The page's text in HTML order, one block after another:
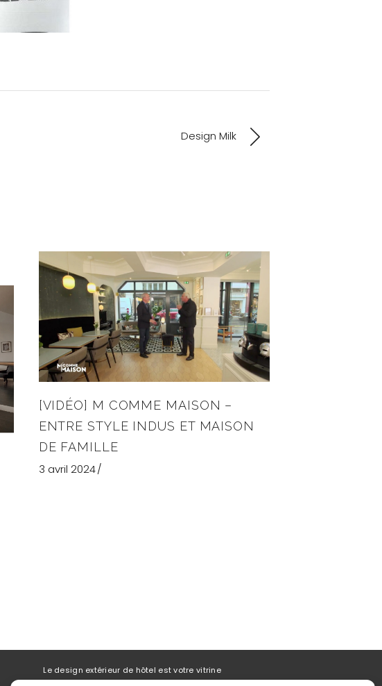
Design Milk
[VIDÉO] M COMME MAISON –
ENTRE STYLE INDUS ET MAISON
DE FAMILLE
3 avril 2024
Le design extérieur de hôtel est votre vitrine